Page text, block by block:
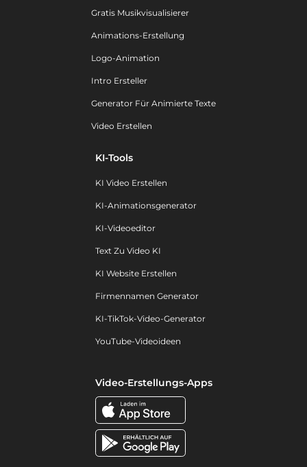
Gratis Musikvisualisierer
Animations-Erstellung
Logo-Animation
Intro Ersteller
Generator Für Animierte Texte
Video Erstellen
KI-Tools
KI Video Erstellen
KI-Animationsgenerator
KI-Videoeditor
Text Zu Video KI
KI Website Erstellen
Firmennamen Generator
KI-TikTok-Video-Generator
YouTube-Videoideen
Video-Erstellungs-Apps